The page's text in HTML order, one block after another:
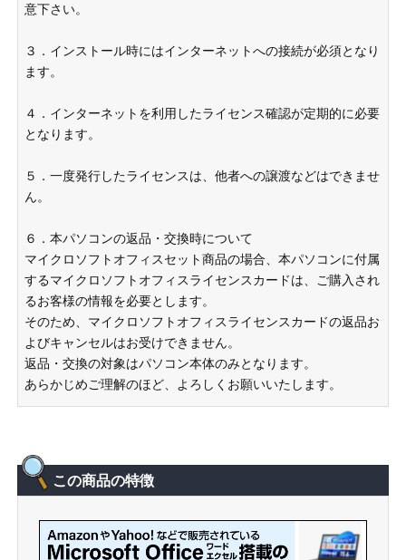
意下さい。
３．インストール時にはインターネットへの接続が必須となり
ます。
４．インターネットを利用したライセンス確認が定期的に必要
となります。
５．一度発行したライセンスは、他者への譲渡などはできませ
ん。
６．本パソコンの返品・交換時について
マイクロソフトオフィスセット商品の場合、本パソコンに付属
するマイクロソフトオフィスライセンスカードは、ご購入され
るお客様の情報を必要とします。
そのため、マイクロソフトオフィスライセンスカードの返品お
よびキャンセルはお受けできません。
返品・交換の対象はパソコン本体のみとなります。
あらかじめご理解のほど、よろしくお願いいたします。
この商品の特徴